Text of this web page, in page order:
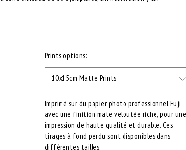
Prints options:
10x15cm Matte Prints
Imprimé sur du papier photo professionnel Fuji
avec une finition mate veloutée riche, pour une
impression de haute qualité et durable. Ces
tirages à fond perdu sont disponibles dans
différentes tailles.